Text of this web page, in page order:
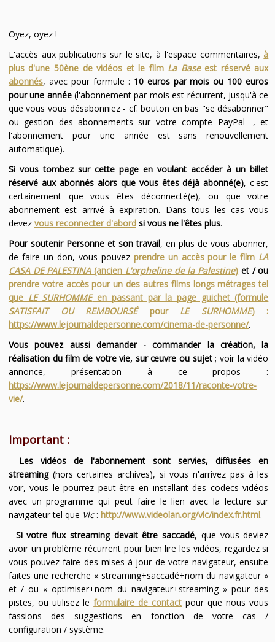
Oyez, oyez !
L'accès aux publications sur le site, à l'espace commentaires,à
plus d'une 50ène de vidéos et le film La Baseest réservé aux
abonnés, avec pour formule : 10 euros par mois ou 100 euros
pour une année(l'abonnement par mois est récurrent, jusqu'à ce
que vous vous désabonniez - cf. bouton en bas "se désabonner"
ou gestion des abonnements sur votre compte PayPal -, et
l'abonnement pour une année est sans renouvellement
automatique).
Si vous tombez sur cette page en voulant accéder à un billet
réservé aux abonnés alors que vous êtes déjà abonné(e), c'est
certainement que vous êtes déconnecté(e), ou que votre
abonnement est arrivé à expiration. Dans tous les cas vous
devez vous reconnecter d'abordsi vous ne l'êtes plus.
Pour soutenir Personne et son travail, en plus de vous abonner,
de faire un don, vous pouvez prendre un accès pour le film LA
CASA DE PALESTINA(ancien L'orpheline de la Palestine) et / ou
prendre votre accès pour un des autres films longs métrages tel
que LE SURHOMMEen passant par la page guichet (formule
SATISFAIT OU REMBOURSÉpour LE SURHOMME) :
https://www.lejournaldepersonne.com/cinema-de-personne/.
Vous pouvez aussi demander - commander la création, la
réalisation du film de votre vie, sur œuvre ou sujet; voir la vidéo
annonce, présentation à ce propos :
https://www.lejournaldepersonne.com/2018/11/raconte-votre-
vie/.
Important :
- Les vidéos de l'abonnement sont servies, diffusées en
streaming(hors certaines archives), si vous n'arrivez pas à les
voir, vous le pourrez peut-être en installant des codecs vidéos
avec un programme qui peut faire le lien avec la lecture sur
navigateur tel que Vlc: http://www.videolan.org/vlc/index.fr.html.
- Si votre flux streaming devait être saccadé, que vous deviez
avoir un problème récurrent pour bien lire les vidéos, regardez si
vous pouvez faire des mises à jour de votre navigateur, ensuite
faites une recherche « streaming+saccadé+nom du navigateur »
et / ou « optimiser+nom du navigateur+streaming » pour des
pistes, ou utilisez leformulaire de contact pour que nous vous
fassions des suggestions en fonction de votre cas /
configuration / système.